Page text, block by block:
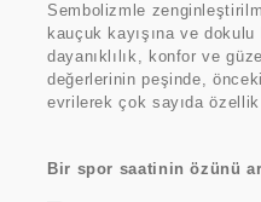
Sembolizmle
kauçuk kayışına ve
dayanıklılık, konfor ve
değerlerinin peşinde,
evrilerek çok sayıda
Bir spor saatinin özünü